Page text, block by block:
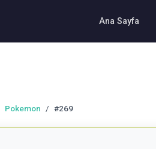
Ana Sayfa
Pokemon / #269